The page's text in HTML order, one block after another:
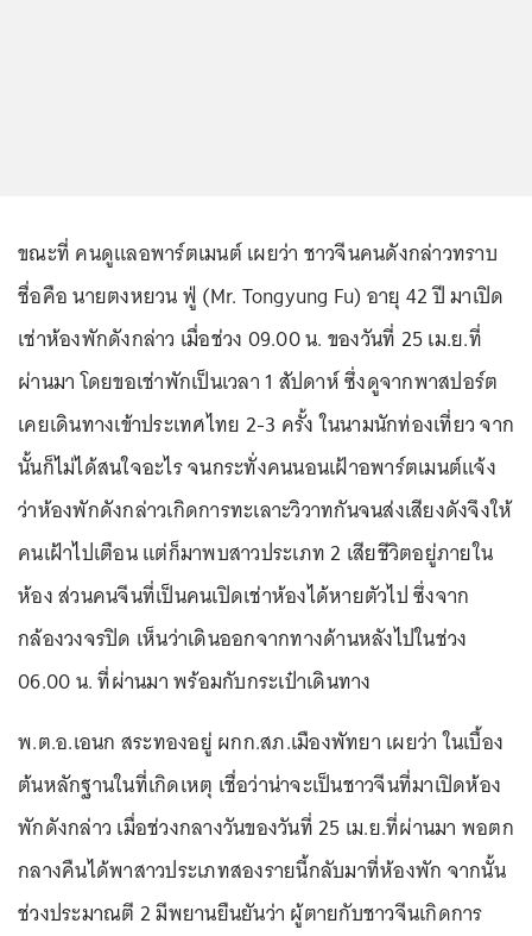
ขณะที่ คนดูแลอพาร์ตเมนต์ เผยว่า ชาวจีนคนดังกล่าวทราบ
ชื่อคือ นายตงหยวน ฟู่ (Mr. Tongyung Fu) อายุ 42 ปี มาเปิด
เช่าห้องพักดังกล่าว เมื่อช่วง 09.00 น. ของวันที่ 25 เม.ย.ที่
ผ่านมา โดยขอเช่าพักเป็นเวลา 1 สัปดาห์ ซึ่งดูจากพาสปอร์ต
เคยเดินทางเข้าประเทศไทย 2-3 ครั้ง ในนามนักท่องเที่ยว จาก
นั้นก็ไม่ได้สนใจอะไร จนกระทั่งคนนอนเฝ้าอพาร์ตเมนต์แจ้ง
ว่าห้องพักดังกล่าวเกิดการทะเลาะวิวาทกันจนส่งเสียงดังจึงให้
คนเฝ้าไปเตือน แต่ก็มาพบสาวประเภท 2 เสียชีวิตอยู่ภายใน
ห้อง ส่วนคนจีนที่เป็นคนเปิดเช่าห้องได้หายตัวไป ซึ่งจาก
กล้องวงจรปิด เห็นว่าเดินออกจากทางด้านหลังไปในช่วง
06.00 น. ที่ผ่านมา พร้อมกับกระเป๋าเดินทาง
พ.ต.อ.เอนก สระทองอยู่ ผกก.สภ.เมืองพัทยา เผยว่า ในเบื้อง
ต้นหลักฐานในที่เกิดเหตุ เชื่อว่าน่าจะเป็นชาวจีนที่มาเปิดห้อง
พักดังกล่าว เมื่อช่วงกลางวันของวันที่ 25 เม.ย.ที่ผ่านมา พอตก
กลางคืนได้พาสาวประเภทสองรายนี้กลับมาที่ห้องพัก จากนั้น
ช่วงประมาณตี 2 มีพยานยืนยันว่า ผู้ตายกับชาวจีนเกิดการ